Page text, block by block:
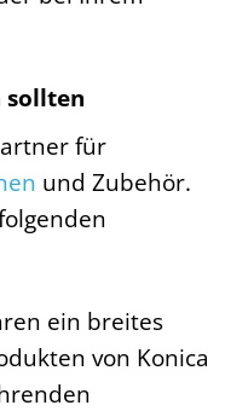
sollten
für
und Zubehör.
ein breites
von Konica